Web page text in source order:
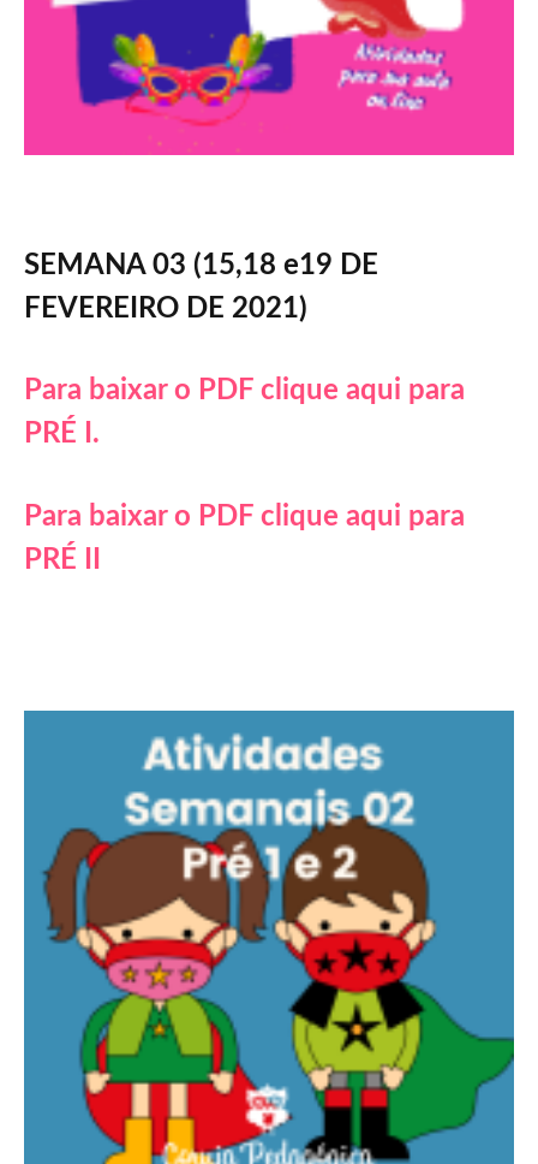
SEMANA 03 (15,18 e19 DE
FEVEREIRO DE 2021)
Para baixar o PDF clique aqui para
PRÉ I.
Para baixar o PDF clique aqui para
PRÉ II